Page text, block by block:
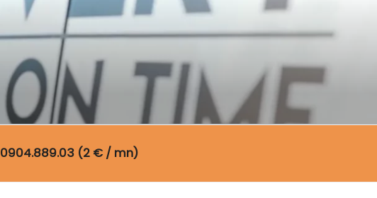
0904.889.03 (2 € / mn)